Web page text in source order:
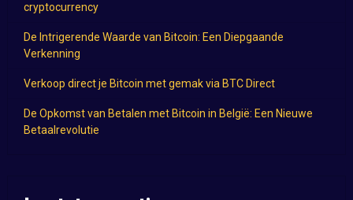
cryptocurrency
De Intrigerende Waarde van Bitcoin: Een Diepgaande
Verkenning
Verkoop direct je Bitcoin met gemak via BTC Direct
De Opkomst van Betalen met Bitcoin in België: Een Nieuwe
Betaalrevolutie